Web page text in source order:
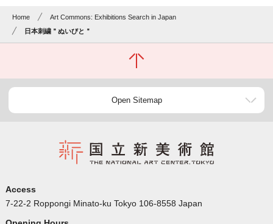
Home
Art Commons: Exhibitions Search in Japan
日本刺繍＂ぬいびと＂
Open Sitemap
Access
7-22-2 Roppongi Minato-ku Tokyo 106-8558 Japan